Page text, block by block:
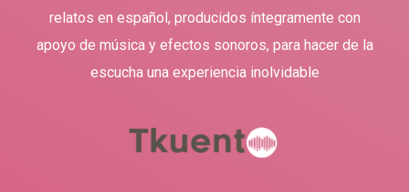
relatos en español, producidos íntegramente con
apoyo de música y efectos sonoros, para hacer de la
escucha una experiencia inolvidable